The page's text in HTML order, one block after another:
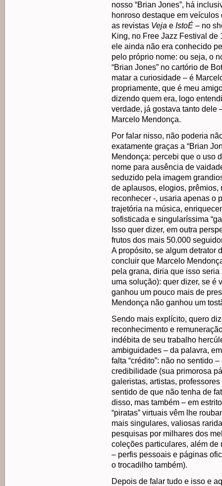
nosso “Brian Jones”, há
honroso destaque em
as revistas Veja e IstoÉ – no
King, no Free Jazz Festival
ele ainda não era conhecido
pelo próprio nome: ou seja, o
“Brian Jones” no cartório de
matar a curiosidade – é
propriamente, que é meu
dizendo quem era, logo
verdade, já gostava tanto dele
Marcelo Mendonça.
Por falar nisso, não poderia
exatamente graças a “Brian
Mendonça: percebi que o uso
nome para ausência de
seduzido pela imagem
de aplausos, elogios,
reconhecer -, usaria apenas o
trajetória na música,
sofisticada e singularíssima
Isso quer dizer, em outra
frutos dos mais 50.000
A propósito, se algum detrator
concluir que Marcelo
pela grana, diria que isso
uma solução): quer dizer, se é
ganhou um pouco mais de
Mendonça não ganhou um
Sendo mais explícito, quero
reconhecimento e
indébita de seu trabalho
ambiguidades – da palavra,
falta “crédito”: não no sentido
credibilidade (sua primorosa
galeristas, artistas,
sentido de que não tenha de
disso, mas também – em
“piratas” virtuais vêm lhe
mais singulares, valiosas
pesquisas por milhares dos
coleções particulares, além de
– perfis pessoais e páginas
o trocadilho também).
Depois de falar tudo e isso e